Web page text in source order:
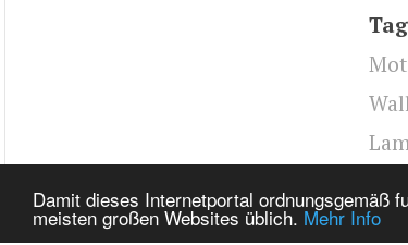
Damit dieses Internetportal ordnungsgemäß
meisten großen Websites üblich. Mehr Info